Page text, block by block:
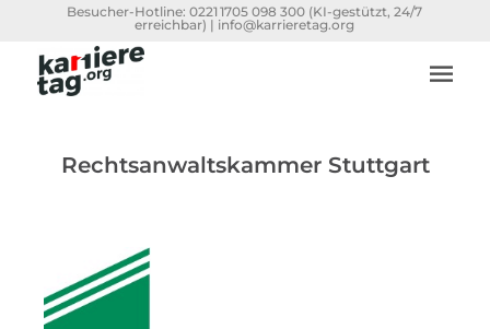
Besucher-Hotline:0221 1705 098 300 (KI-gestützt, 24/7
erreichbar) | info@karrieretag.org
Rechtsanwaltskammer Stuttgart